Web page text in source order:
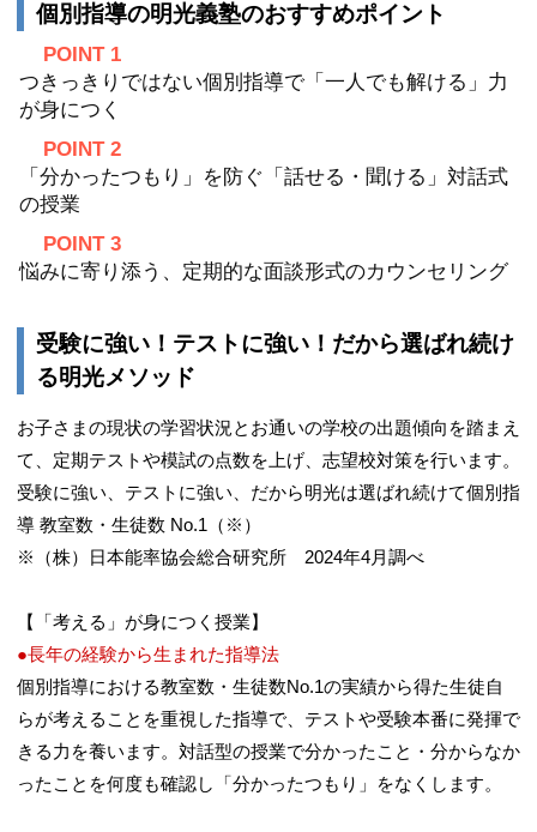
個別指導の明光義塾のおすすめポイント
POINT 1
つきっきりではない個別指導で「一人でも解ける」力
が身につく
POINT 2
「分かったつもり」を防ぐ「話せる・聞ける」対話式
の授業
POINT 3
悩みに寄り添う、定期的な面談形式のカウンセリング
受験に強い！テストに強い！だから選ばれ続け
る明光メソッド
お子さまの現状の学習状況とお通いの学校の出題傾向を踏まえ
て、定期テストや模試の点数を上げ、志望校対策を行います。
受験に強い、テストに強い、だから明光は選ばれ続けて個別指
導 教室数・生徒数 No.1（※）
※（株）日本能率協会総合研究所 2024年4月調べ
【「考える」が身につく授業】
●長年の経験から生まれた指導法
個別指導における教室数・生徒数No.1の実績から得た生徒自
らが考えることを重視した指導で、テストや受験本番に発揮で
きる力を養います。対話型の授業で分かったこと・分からなか
ったことを何度も確認し「分かったつもり」をなくします。